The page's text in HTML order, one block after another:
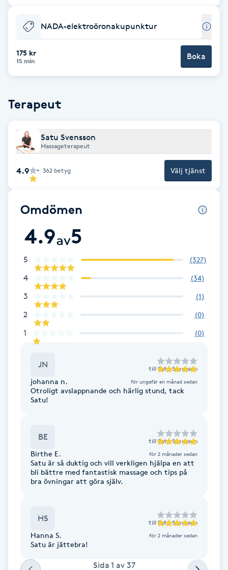
C
Celluliter
Coachning
Damklippning
Dermapen
Diamantslipning
Extensions
Extensions borttagning
Eyeliner-tatuering
Face framing
Fet hårbotten
Fettreducering
NADA-elektroöronakupunktur
175 kr
15 min Boka
Terapeut
Satu Svensson
Massageterapeut
4.9 362 betyg Välj tjänst
Omdömen
4.9av5
5 (327)
4 (34)
3 (1)
2 (0)
1 (0)
JN till Satu Svensson
johanna n. för ungefär en månad sedan
Otroligt avslappnande och härlig stund, tack
Satu!
BE till Satu Svensson
Birthe E. för 2 månader sedan
Satu är så duktig och vill verkligen hjälpa en att
bli bättre med fantastisk massage och tips på
bra övningar att göra själv.
HS till Satu Svensson
Hanna S. för 2 månader sedan
Satu är jättebra!
Sida 1 av 37